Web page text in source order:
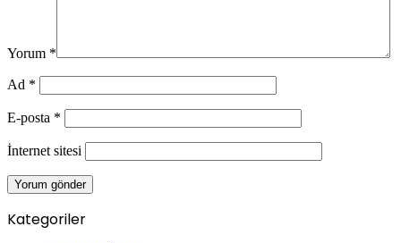
Yorum *
Ad *
E-posta *
İnternet sitesi
Kategoriler